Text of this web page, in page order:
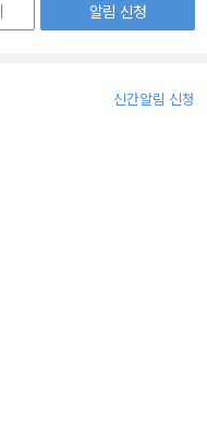
알림 신청
신간알림 신청